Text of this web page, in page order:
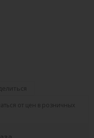
от цен в розничных